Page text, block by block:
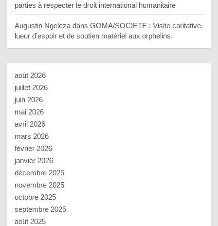
parties à respecter le droit international humanitaire
Augustin Ngeleza dans GOMA/SOCIETE : Visite caritative,
lueur d’espoir et de soutien matériel aux orphelins.
août 2026
juillet 2026
juin 2026
mai 2026
avril 2026
mars 2026
février 2026
janvier 2026
décembre 2025
novembre 2025
octobre 2025
septembre 2025
août 2025